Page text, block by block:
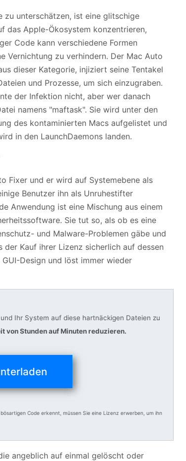
zu unterschätzen, ist eine glitschige
das Apple-Ökosystem konzentrieren,
Code kann verschiedene Formen
Vernichtung zu verhindern. Der Mac Auto
dieser Kategorie, injiziert seine Tentakel
und Prozesse, um sich einzugraben.
der Infektion nicht, aber wer danach
namens "maftask". Sie wird unter den
des kontaminierten Macs aufgelistet und
in den LaunchDaemons landen.
Fixer und er wird auf Systemebene als
Benutzer ihn als Unruhestifter
Anwendung ist eine Mischung aus einem
Sie tut so, als ob es eine
und Malware-Problemen gäbe und
Kauf ihrer Lizenz sicherlich auf dessen
Design und löst immer wieder
Ihr System auf diese hartnäckigen Dateien zu
von Stunden auf Minuten reduzieren.
Code erkennt, müssen Sie eine Lizenz erwerben, um ihn
angeblich auf einmal gelöscht oder